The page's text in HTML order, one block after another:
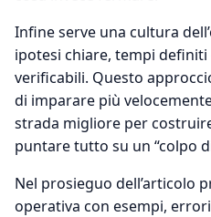
Infine serve una cultura
ipotesi chiare, tempi
verificabili. Questo
di imparare più
strada migliore per
puntare tutto su un “colpo
Nel prosieguo dell’articolo
operativa con esempi,